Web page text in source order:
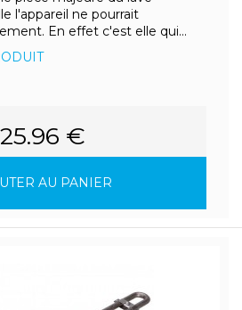
l'appareil ne pourrait
En effet c'est elle qui...
25.96 €
AU PANIER